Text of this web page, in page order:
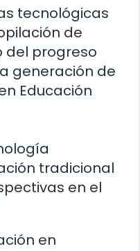
tecnológicas
de
del progreso
generación de
Educación
tradicional
en el
en